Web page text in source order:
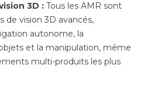
3D : Tous les AMR sont
de vision 3D avancés,
autonome, la
et la manipulation, même
multi-produits les plus